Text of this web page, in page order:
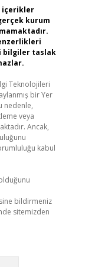
içerikler
kurum
bilgiler taslak
Teknolojileri
bir Yer
nedenle,
veya
Ancak,
kabul
bildirmeniz
sitemizden